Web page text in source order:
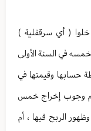
( أي سرقفلية )
في السنة الأولى
حسابها وقيمتها في
وجوب إخراج خمس
الربح فيها ، أم